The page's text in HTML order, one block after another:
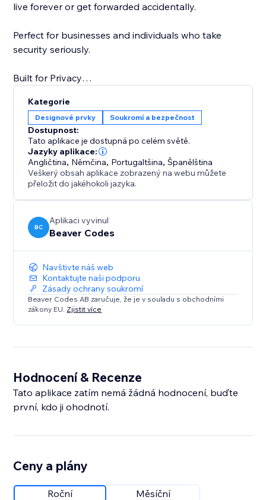
live forever or get forwarded accidentally.
Perfect for businesses and individuals who take
security seriously.
Built for Privacy
secrets stay private—exactly how they should.
Kategorie
Designové prvky Soukromí a bezpečnost
Dostupnost:
Tato aplikace je dostupná po celém světě.
Jazyky aplikace:
Angličtina, Němčina, Portugaltšina,Španělština
Veškerý obsah aplikace zobrazený na webu můžete
přeložit do jakéhokoli jazyka.
BC
Aplikaci vyvinul
Beaver Codes
Navštivte náš web
Kontaktujte naši podporu
Zásady ochrany soukromí
Beaver Codes AB zaručuje, že je v souladu s obchodními
zákony EU. Zjistit více
Hodnocení & Recenze
Tato aplikace zatím nemá žádná hodnocení, buďte
první, kdo ji ohodnotí.
Ceny a plány
Roční Měsíční